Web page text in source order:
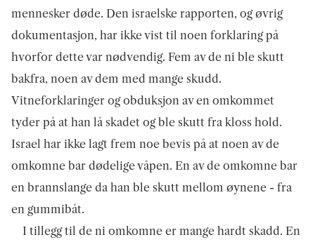
mennesker døde. Den israelske rapporten, og øvrig
dokumentasjon, har ikke vist til noen forklaring på
hvorfor dette var nødvendig. Fem av de ni ble skutt
bakfra, noen av dem med mange skudd.
Vitneforklaringer og obduksjon av en omkommet
tyder på at han lå skadet og ble skutt fra kloss hold.
Israel har ikke lagt frem noe bevis på at noen av de
omkomne bar dødelige våpen. En av de omkomne bar
en brannslange da han ble skutt mellom øynene - fra
en gummibåt.
I tillegg til de ni omkomne er mange hardt skadd. En